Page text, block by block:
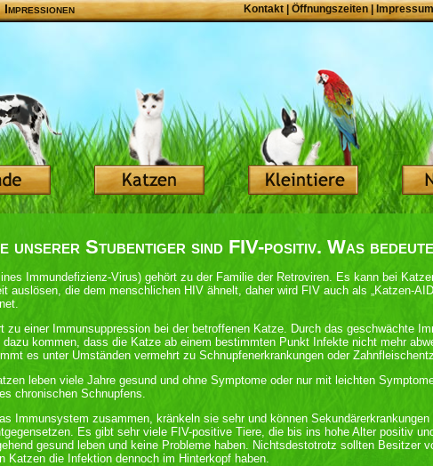
Impressionen Kontakt Öffnungszeiten| Impressum
unserer Stubentiger sind FIV-positiv. Was
Immundefizienz-Virus) gehört zu der Familie der Retroviren. Es kann bei
auslösen, die dem menschlichen HIV ähnelt, daher wird FIV auch als „Katzen-
zu einer Immunsuppression bei der betroffenen Katze. Durch das geschwächte
dazu kommen, dass die Katze ab einem bestimmten Punkt Infekte nicht mehr
es unter Umständen vermehrt zu Schnupfenerkrankungen oder
leben viele Jahre gesund und ohne Symptome oder nur mit leichten
chronischen Schnupfens.
Immunsystem zusammen, kränkeln sie sehr und können Sekundärerkrankungen
Es gibt sehr viele FIV-positive Tiere, die bis ins hohe Alter positiv
gesund leben und keine Probleme haben. Nichtsdestotrotz sollten Besitzer
Katzen die Infektion dennoch im Hinterkopf haben.